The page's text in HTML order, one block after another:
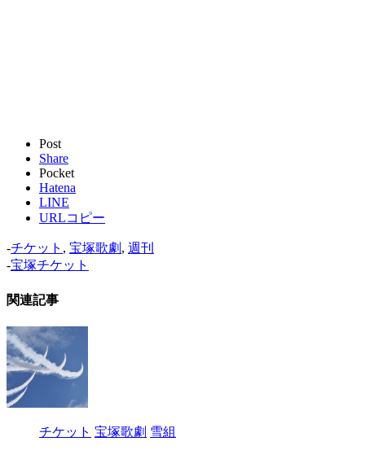
Post
Share
Pocket
Hatena
LINE
URLコピー
-チケット , 宝塚歌劇 , 週刊
-宝塚チケット
関連記事
チケット 宝塚歌劇 雪組